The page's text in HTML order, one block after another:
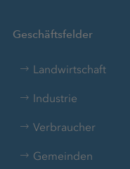
Geschäftsfelder
Landwirtschaft
Industrie
Verbraucher
Gemeinden